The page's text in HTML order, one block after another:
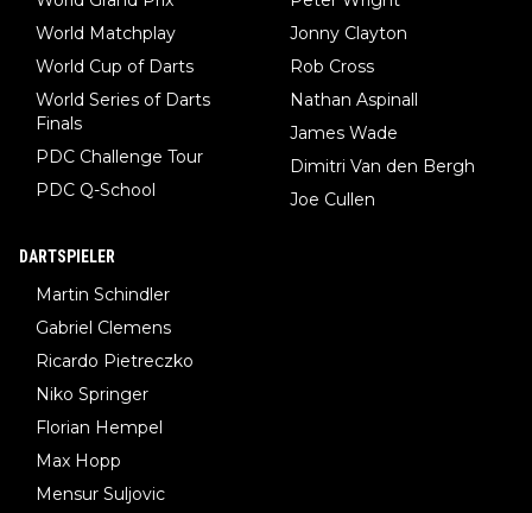
World Matchplay
World Cup of Darts
World Series of Darts
Finals
PDC Challenge Tour
PDC Q-School
Jonny Clayton
Rob Cross
Nathan Aspinall
James Wade
Dimitri Van den Bergh
Joe Cullen
DARTSPIELER
Martin Schindler
Gabriel Clemens
Ricardo Pietreczko
Niko Springer
Florian Hempel
Max Hopp
Mensur Suljovic